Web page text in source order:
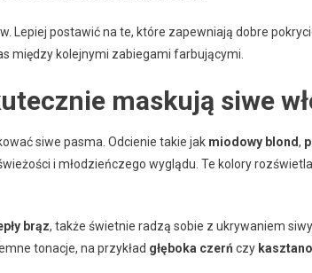
Lepiej postawić na te, które zapewniają dobre
między kolejnymi zabiegami farbującymi.
maskują siwe
siwe pasma. Odcienie takie jak miodowy blond,
i młodzieńczego wyglądu. Te kolory
brąz, także świetnie radzą sobie z ukrywaniem
tonacje, na przykład głęboka czerń czy